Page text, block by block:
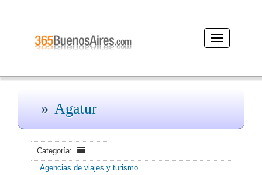
Desplegar
navegación
Agatur
Categoría:
Agencias de viajes y turismo